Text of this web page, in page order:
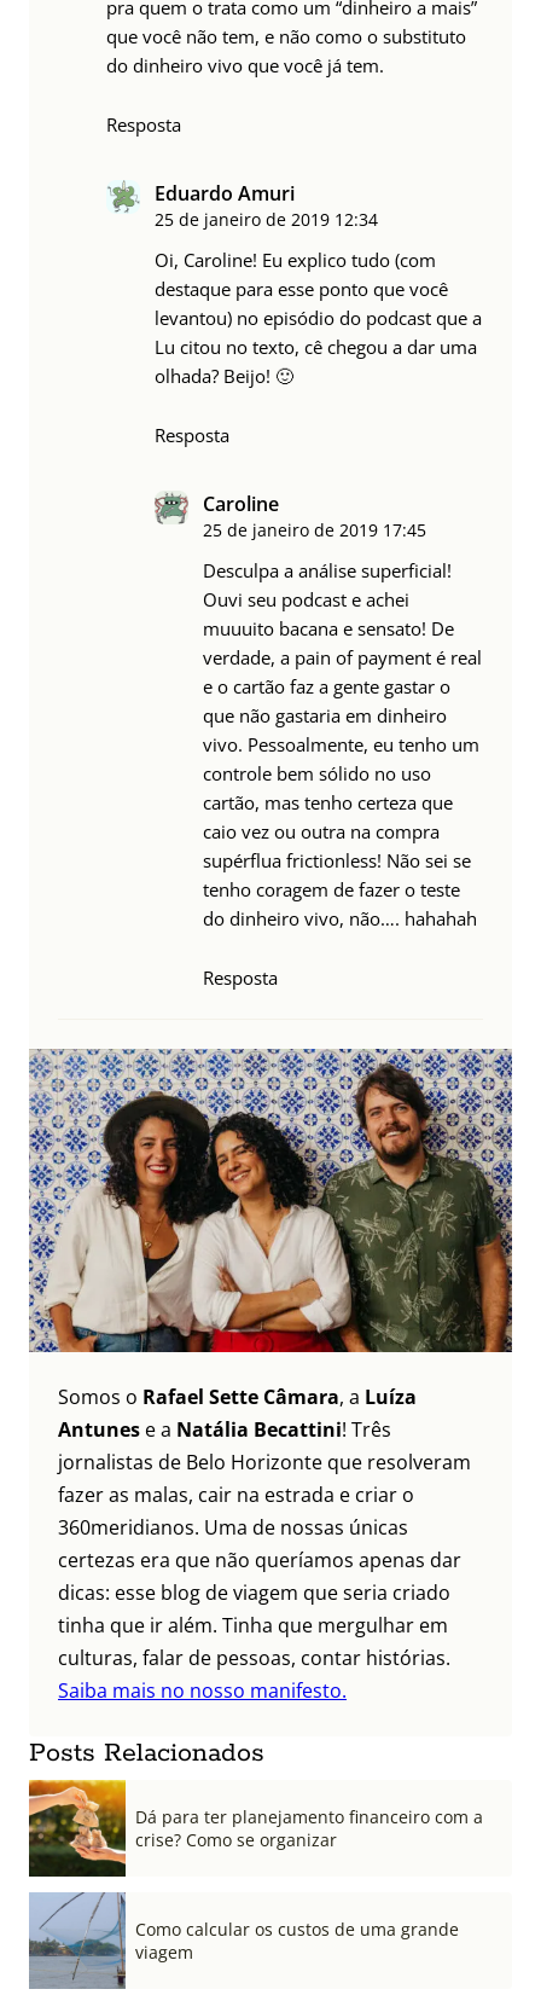
pra quem o trata como um “dinheiro a mais”
que você não tem, e não como o substituto
do dinheiro vivo que você já tem.
Resposta
Eduardo Amuri
25 de janeiro de 2019 12:34
Oi, Caroline! Eu explico tudo (com
destaque para esse ponto que você
levantou) no episódio do podcast que a
Lu citou no texto, cê chegou a dar uma
olhada? Beijo! 🙂
Resposta
Caroline
25 de janeiro de 2019 17:45
Desculpa a análise superficial!
Ouvi seu podcast e achei
muuuito bacana e sensato! De
verdade, a pain of payment é real
e o cartão faz a gente gastar o
que não gastaria em dinheiro
vivo. Pessoalmente, eu tenho um
controle bem sólido no uso
cartão, mas tenho certeza que
caio vez ou outra na compra
supérflua frictionless! Não sei se
tenho coragem de fazer o teste
do dinheiro vivo, não…. hahahah
Resposta
Somos o Rafael Sette Câmara, a Luíza
Antunes e a Natália Becattini! Três
jornalistas de Belo Horizonte que resolveram
fazer as malas, cair na estrada e criar o
360meridianos. Uma de nossas únicas
certezas era que não queríamos apenas dar
dicas: esse blog de viagem que seria criado
tinha que ir além. Tinha que mergulhar em
culturas, falar de pessoas, contar histórias.
Saiba mais no nosso manifesto.
Posts Relacionados
Dá para ter planejamento financeiro com a
crise? Como se organizar
Como calcular os custos de uma grande
viagem